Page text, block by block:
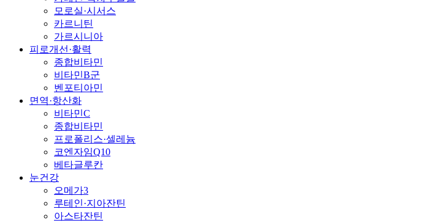
모로실·시서스
카르니틴
가르시니아
피로개선·활력
종합비타민
비타민B군
벤포티아민
면역·항산화
비타민C
종합비타민
프로폴리스·셀레늄
코엔자임Q10
베타글루칸
눈건강
오메가3
루테인·지아잔틴
아스타잔틴